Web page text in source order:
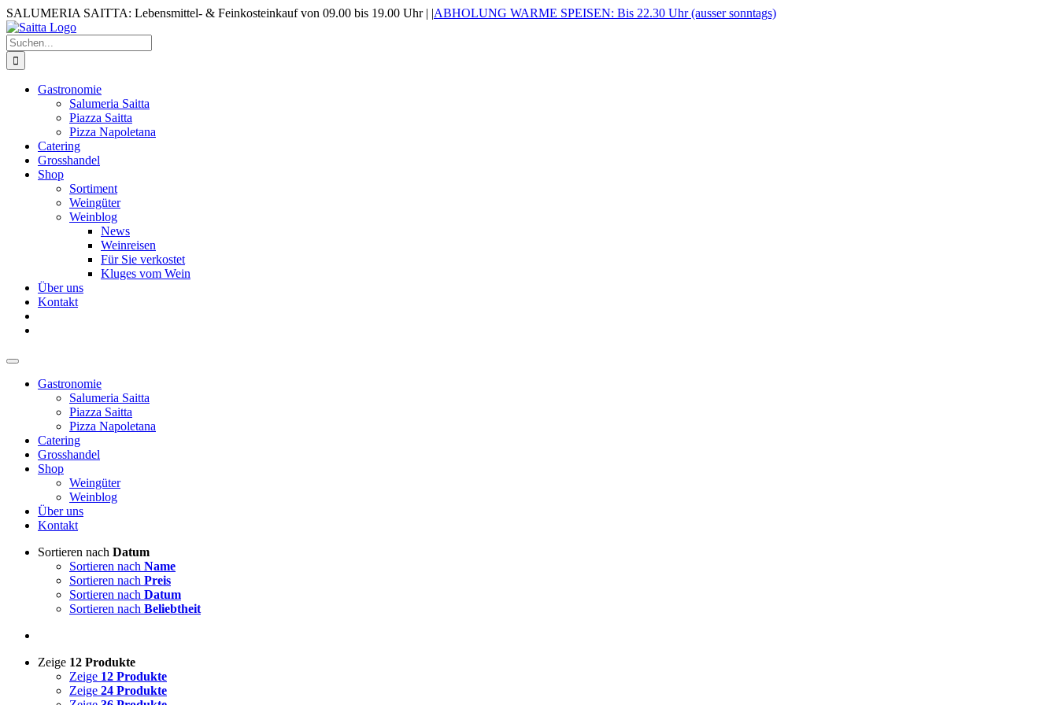
Zum
Inhalt
springen
SALUMERIA SAITTA: Lebensmittel- & Feinkosteinkauf von 09.00 bis 19.00 Uhr | |ABHOLUNG WARME SPEISEN: Bis 22.30 Uhr (ausser sonntags)
Suche
nach:
Gastronomie
Salumeria Saitta
Piazza Saitta
Pizza Napoletana
Catering
Grosshandel
Shop
Sortiment
Weingüter
Weinblog
News
Weinreisen
Für Sie verkostet
Kluges vom Wein
Über uns
Kontakt
Gastronomie
Salumeria Saitta
Piazza Saitta
Pizza Napoletana
Catering
Grosshandel
Shop
Weingüter
Weinblog
Über uns
Kontakt
Sortieren nach Datum
Sortieren nach Name
Sortieren nach Preis
Sortieren nach Datum
Sortieren nach Beliebtheit
Zeige 12 Produkte
Zeige 12 Produkte
Zeige 24 Produkte